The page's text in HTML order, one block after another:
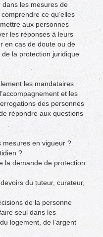
dans les mesures de
ce qu’elles
aux personnes
les réponses à leurs
en cas de doute ou de
de la protection juridique
les mandataires
et les
des personnes
répondre aux questions
mesures en vigueur ?
?
la demande de protection
du tuteur, curateur,
de la personne
seul dans les
logement, de l’argent